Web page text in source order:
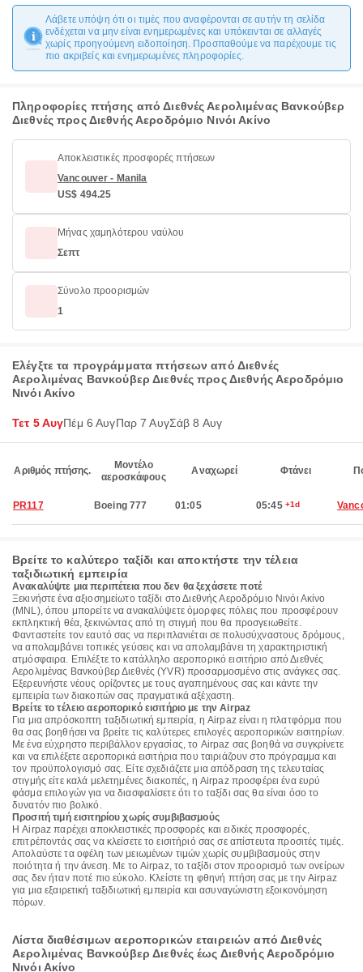
Λάβετε υπόψη ότι οι τιμές που αναφέρονται σε αυτήν τη σελίδα
ενδέχεται να μην είναι ενημερωμένες και υπόκεινται σε αλλαγές
χωρίς προηγούμενη ειδοποίηση. Προσπαθούμε να παρέχουμε τις
πιο ακριβείς και ενημερωμένες πληροφορίες.
Πληροφορίες πτήσης από Διεθνές Αερολιμένας Βανκούβερ
Διεθνές προς Διεθνής Αεροδρόμιο Νινόι Ακίνο
Αποκλειστικές προσφορές πτήσεων
Vancouver - Manila
US$ 494.25
Μήνας χαμηλότερου ναύλου
Σεπτ
Σύνολο προορισμών
1
Ελέγξτε τα προγράμματα πτήσεων από Διεθνές
Αερολιμένας Βανκούβερ Διεθνές προς Διεθνής Αεροδρόμιο
Νινόι Ακίνο
Τετ 5 ΑυγΠέμ 6 ΑυγΠαρ 7 ΑυγΣάβ 8 Αυγ
Αριθμός πτήσης.
Μοντέλο
αεροσκάφους
Αναχωρεί Φτάνει
PR117 Boeing 777 01:05 05:45 +1d
Βρείτε το καλύτερο ταξίδι και αποκτήστε την τέλεια
ταξιδιωτική εμπειρία
Ανακαλύψτε μια περιπέτεια που δεν θα ξεχάσετε ποτέ
Ξεκινήστε ένα αξιοσημείωτο ταξίδι στο Διεθνής Αεροδρόμιο Νινόι Ακίνο
(MNL), όπου μπορείτε να ανακαλύψετε όμορφες πόλεις που προσφέρουν
εκπληκτική θέα, ξεκινώντας από τη στιγμή που θα προσγειωθείτε.
Φανταστείτε τον εαυτό σας να περιπλανιέται σε πολυσύχναστους δρόμους,
να απολαμβάνει τοπικές γεύσεις και να απολαμβάνει τη χαρακτηριστική
ατμόσφαιρα. Επιλέξτε το κατάλληλο αεροπορικό εισιτήριο από Διεθνές
Αερολιμένας Βανκούβερ Διεθνές (YVR) προσαρμοσμένο στις ανάγκες σας.
Εξερευνήστε νέους ορίζοντες με τους αγαπημένους σας και κάντε την
εμπειρία των διακοπών σας πραγματικά αξέχαστη.
Βρείτε το τέλειο αεροπορικό εισιτήριο με την Airpaz
Για μια απρόσκοπτη ταξιδιωτική εμπειρία, η Airpaz είναι η πλατφόρμα που
θα σας βοηθήσει να βρείτε τις καλύτερες επιλογές αεροπορικών εισιτηρίων.
Με ένα εύχρηστο περιβάλλον εργασίας, το Airpaz σας βοηθά να συγκρίνετε
και να επιλέξετε αεροπορικά εισιτήρια που ταιριάζουν στο πρόγραμμα και
τον προϋπολογισμό σας. Είτε σχεδιάζετε μια απόδραση της τελευταίας
στιγμής είτε καλά μελετημένες διακοπές, η Airpaz προσφέρει ένα ευρύ
φάσμα επιλογών για να διασφαλίσετε ότι το ταξίδι σας θα είναι όσο το
δυνατόν πιο βολικό.
Προσιτή τιμή εισιτηρίου χωρίς συμβιβασμούς
Η Airpaz παρέχει αποκλειστικές προσφορές και ειδικές προσφορές,
επιτρέποντάς σας να κλείσετε το εισιτήριό σας σε απίστευτα προσιτές τιμές.
Απολαύστε τα οφέλη των μειωμένων τιμών χωρίς συμβιβασμούς στην
ποιότητα ή την άνεση. Με το Airpaz, το ταξίδι στον προορισμό των ονείρων
σας δεν ήταν ποτέ πιο εύκολο. Κλείστε τη φθηνή πτήση σας με την Airpaz
για μια εξαιρετική ταξιδιωτική εμπειρία και ασυναγώνιστη εξοικονόμηση
πόρων.
Λίστα διαθέσιμων αεροπορικών εταιρειών από Διεθνές
Αερολιμένας Βανκούβερ Διεθνές έως Διεθνής Αεροδρόμιο
Νινόι Ακίνο